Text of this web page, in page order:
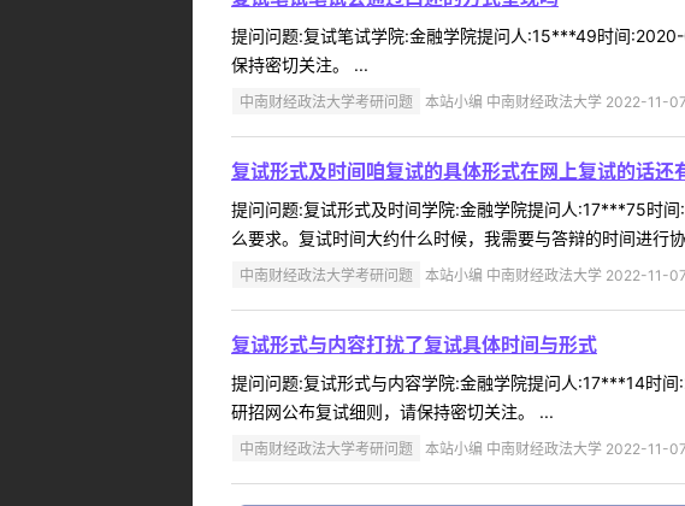
提问问题:复试笔试学院:金融学院提问人:15***49时间
保持密切关注。 ...
中南财经政法大学考研问题 本站小编 中南财经政法大学 2022-11-07
复试形式及时间咱复试的具体形式在网上复试的话还
提问问题:复试形式及时间学院:金融学院提问人:17***75时
么要求。复试时间大约什么时候，我需要与答辩的时间进行
中南财经政法大学考研问题 本站小编 中南财经政法大学 2022-11-07
复试形式与内容打扰了复试具体时间与形式
提问问题:复试形式与内容学院:金融学院提问人:17***14时
研招网公布复试细则，请保持密切关注。 ...
中南财经政法大学考研问题 本站小编 中南财经政法大学 2022-11-07